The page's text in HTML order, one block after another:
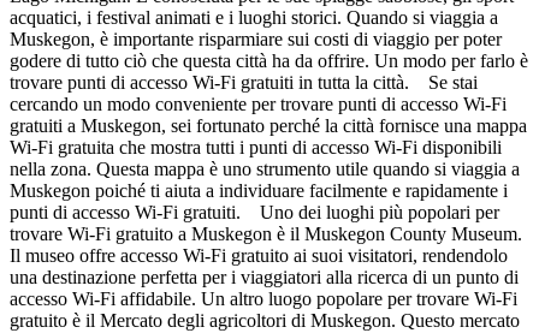
acquatici, i festival animati e i luoghi storici. Quando si viaggia a
Muskegon, è importante risparmiare sui costi di viaggio per poter
godere di tutto ciò che questa città ha da offrire. Un modo per farlo è
trovare punti di accesso Wi-Fi gratuiti in tutta la città. Se stai
cercando un modo conveniente per trovare punti di accesso Wi-Fi
gratuiti a Muskegon, sei fortunato perché la città fornisce una mappa
Wi-Fi gratuita che mostra tutti i punti di accesso Wi-Fi disponibili
nella zona. Questa mappa è uno strumento utile quando si viaggia a
Muskegon poiché ti aiuta a individuare facilmente e rapidamente i
punti di accesso Wi-Fi gratuiti. Uno dei luoghi più popolari per
trovare Wi-Fi gratuito a Muskegon è il Muskegon County Museum.
Il museo offre accesso Wi-Fi gratuito ai suoi visitatori, rendendolo
una destinazione perfetta per i viaggiatori alla ricerca di un punto di
accesso Wi-Fi affidabile. Un altro luogo popolare per trovare Wi-Fi
gratuito è il Mercato degli agricoltori di Muskegon. Questo mercato